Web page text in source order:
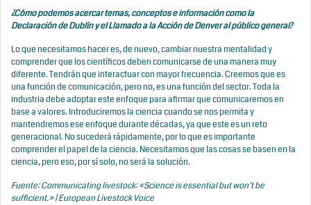
¿Cómo podemos acercar temas, conceptos e información como la
Declaración de Dublín y el Llamado a la Acción de Denver al público general?
Lo que necesitamos hacer es, de nuevo, cambiar nuestra mentalidad y
comprender que los científicos deben comunicarse de una manera muy
diferente. Tendrán que interactuar con mayor frecuencia. Creemos que es
una función de comunicación, pero no, es una función del sector. Toda la
industria debe adoptar este enfoque para afirmar que comunicaremos en
base a valores. Introduciremos la ciencia cuando se nos permita y
mantendremos ese enfoque durante décadas, ya que este es un reto
generacional. No sucederá rápidamente, por lo que es importante
comprender el papel de la ciencia. Necesitamos que las cosas se basen en la
ciencia, pero eso, por sí solo, no será la solución.
Fuente:Communicating livestock: «Science is essential but won’t be
sufficient.» | European Livestock Voice